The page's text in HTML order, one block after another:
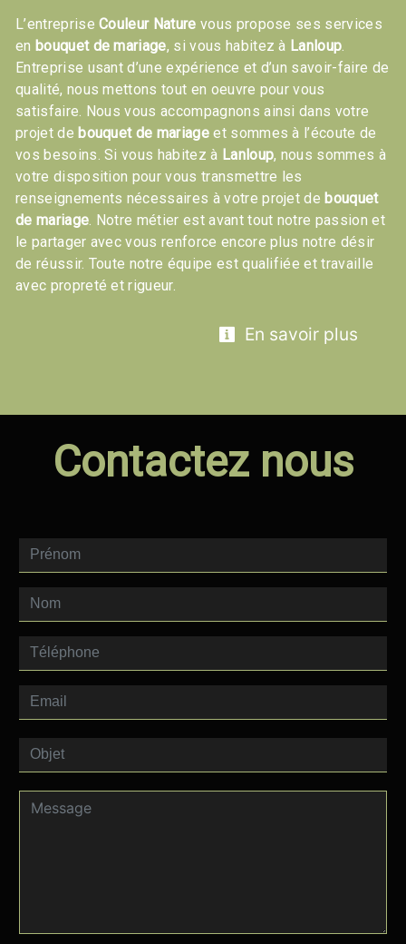
L’entrepriseCouleur Nature vous propose ses services
en bouquet de mariage, si vous habitez à Lanloup
Entreprise usant d’une expérience et d’un savoir-faire de
qualité, nous mettons tout en oeuvre pour vous
satisfaire. Nous vous accompagnons ainsi dans votre
projet de bouquet de mariageet sommes à l’écoute de
vos besoins. Si vous habitez à Lanloup, nous sommes à
votre disposition pour vous transmettre les
renseignements nécessaires à votre projet de bouquet
de mariage . Notre métier est avant tout notre passion et
le partager avec vous renforce encore plus notre désir
de réussir. Toute notre équipe est qualifiée et travaille
avec propreté et rigueur.
En savoir plus
Contactez nous